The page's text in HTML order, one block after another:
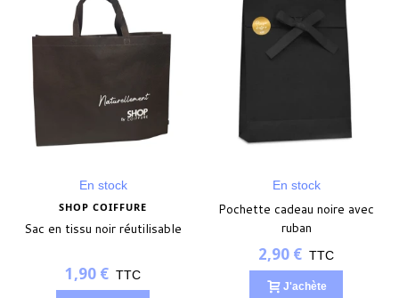
En stock
SHOP COIFFURE
Sac en tissu noir réutilisable
1,90 € TTC
En stock
Pochette cadeau noire avec
ruban
2,90 € TTC
J'achète